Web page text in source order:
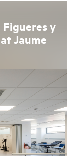
y
Jaume